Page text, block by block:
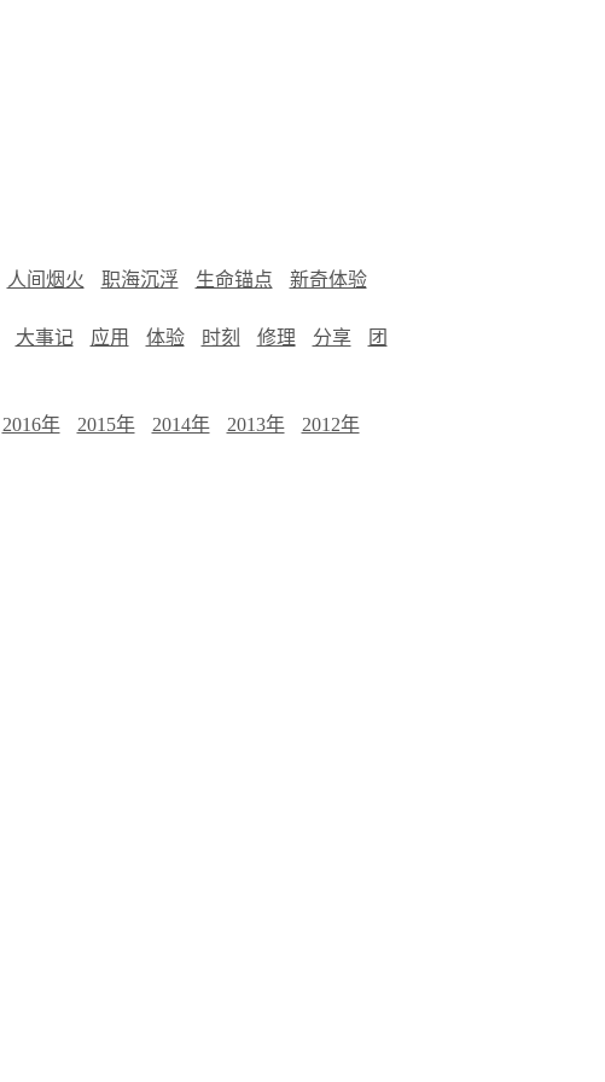
人间烟火 职海沉浮 生命锚点
新奇体验
大事记 应用 体验 时刻 修理 分享
团
2016年 2015年 2014年 2013年
2012年